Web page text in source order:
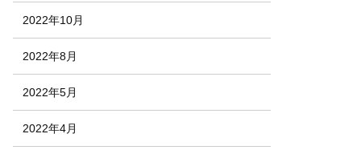
2022年10月
2022年8月
2022年5月
2022年4月